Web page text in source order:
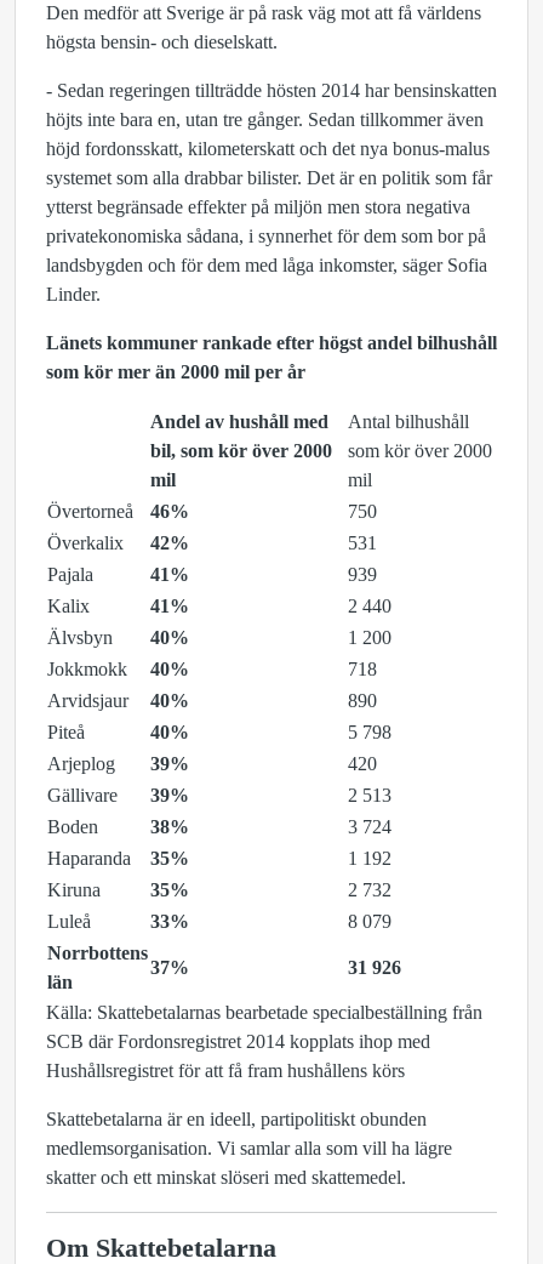
Den medför att Sverige är på rask väg mot att få världens
högsta bensin- och dieselskatt.
- Sedan regeringen tillträdde hösten 2014 har bensinskatten
höjts inte bara en, utan tre gånger. Sedan tillkommer även
höjd fordonsskatt, kilometerskatt och det nya bonus-malus
systemet som alla drabbar bilister. Det är en politik som får
ytterst begränsade effekter på miljön men stora negativa
privatekonomiska sådana, i synnerhet för dem som bor på
landsbygden och för dem med låga inkomster, säger Sofia
Linder.
Länets kommuner rankade efter högst andel bilhushåll
som kör mer än 2000 mil per år
Andel av hushåll med
bil, som kör över 2000
mil
Antal bilhushåll
som kör över 2000
mil
Övertorneå
46%
750
Överkalix
42%
531
Pajala
41%
939
Kalix
41%
2 440
Älvsbyn
40%
1 200
Jokkmokk
40%
718
Arvidsjaur
40%
890
Piteå
40%
5 798
Arjeplog
39%
420
Gällivare
39%
2 513
Boden
38%
3 724
Haparanda
35%
1 192
Kiruna
35%
2 732
Luleå
33%
8 079
Norrbottens
län
37% 31 926
Källa: Skattebetalarnas bearbetade specialbeställning från
SCB där Fordonsregistret 2014 kopplats ihop med
Hushållsregistret för att få fram hushållens körs
Skattebetalarna är en ideell, partipolitiskt obunden
medlemsorganisation. Vi samlar alla som vill ha lägre
skatter och ett minskat slöseri med skattemedel.
Om Skattebetalarna